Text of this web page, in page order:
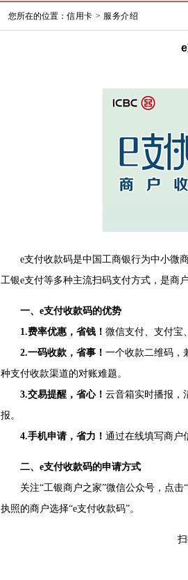
您所在的位置： 信用卡 > 服务介绍
e支付收款码是中国工商银行为中小微商
工银e支付等多种主流扫码支付方式，是商
一、e支付收款码的优势
1.费率优惠，省钱！ 微信支付、支付宝
2.一码收款，省事！ 一个收款二维码，
种支付收款渠道的对账难题。
3.交易提醒，省心！ 云音箱实时播报，
报。
4.手机申请，省力！ 通过在线填写商户
二、e支付收款码的申请方式
关注“工银商户之家”微信公众号，点击“
执照的商户选择“e支付收款码”。